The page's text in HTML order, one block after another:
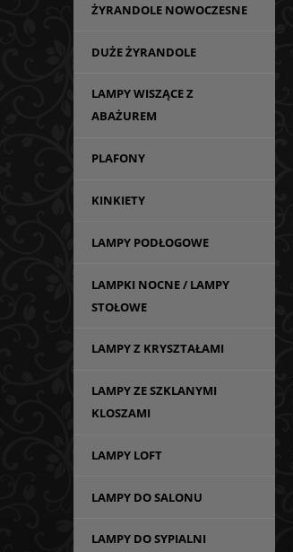
ŻYRANDOLE NOWOCZESNE
DUŻE ŻYRANDOLE
LAMPY WISZĄCE Z
ABAŻUREM
PLAFONY
KINKIETY
LAMPY PODŁOGOWE
LAMPKI NOCNE / LAMPY
STOŁOWE
LAMPY Z KRYSZTAŁAMI
LAMPY ZE SZKLANYMI
KLOSZAMI
LAMPY LOFT
LAMPY DO SALONU
LAMPY DO SYPIALNI